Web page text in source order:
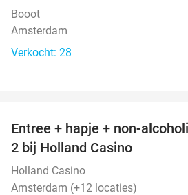
Booot
Amsterdam
Verkocht: 28
Entree + hapje + non-
2 bij Holland Casino
Holland Casino
Amsterdam (+12 locaties)